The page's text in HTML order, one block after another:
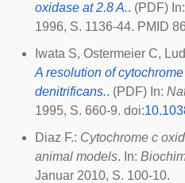
oxidase at 2.8 A.. (PDF) In:
1996, S. 1136-44. PMID
Iwata S, Ostermeier C,
A resolution of
denitrificans.. (PDF) In:
1995, S. 660-9. doi:
Diaz F.: Cytochrome c
animal models. In:
Januar 2010, S. 100-10.